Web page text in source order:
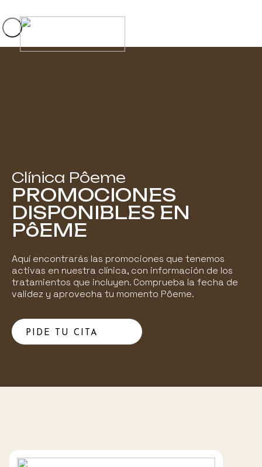
Clínica Pôeme
PROMOCIONES
DISPONIBLES EN
PôEME
Aquí encontrarás las promociones que tenemos
activas en nuestra clínica, con información de los
tratamientos que incluyen. Comprueba la fecha de
validez y aprovecha tu momento Pôeme.
PIDE TU CITA